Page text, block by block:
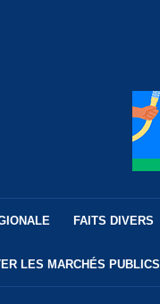
FAITS DIVERS
LES MARCHÉS PUBLICS